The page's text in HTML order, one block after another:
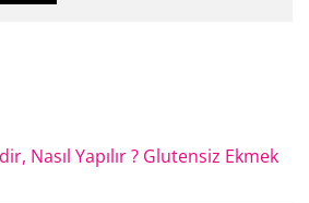
Nasıl Yapılır ? Glutensiz Ekmek